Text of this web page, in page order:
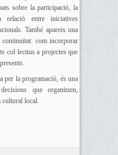
sobre la participació, la
entre iniciatives
També apareix una
continuïtat: com incorporar
col·lectius a projectes que
per la programació, és una
que organitzen,
cultural local.